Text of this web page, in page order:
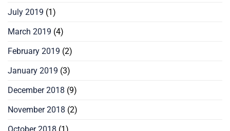
July 2019 (1)
March 2019 (4)
February 2019 (2)
January 2019 (3)
December 2018 (9)
November 2018 (2)